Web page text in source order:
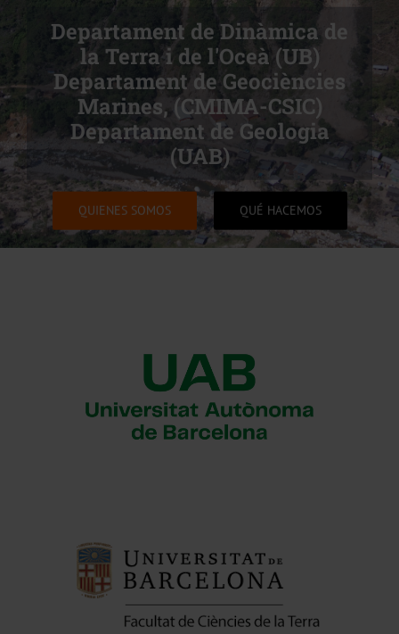
Departament de Dinàmica de
la Terra i de l'Oceà (UB)
Departament de Geociències
Marines, (CMIMA-CSIC)
Departament de Geologia
(UAB)
QUIENES SOMOS QUÉ HACEMOS